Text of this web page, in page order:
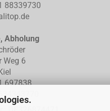
88339730
Abholung
Weg 6
697838